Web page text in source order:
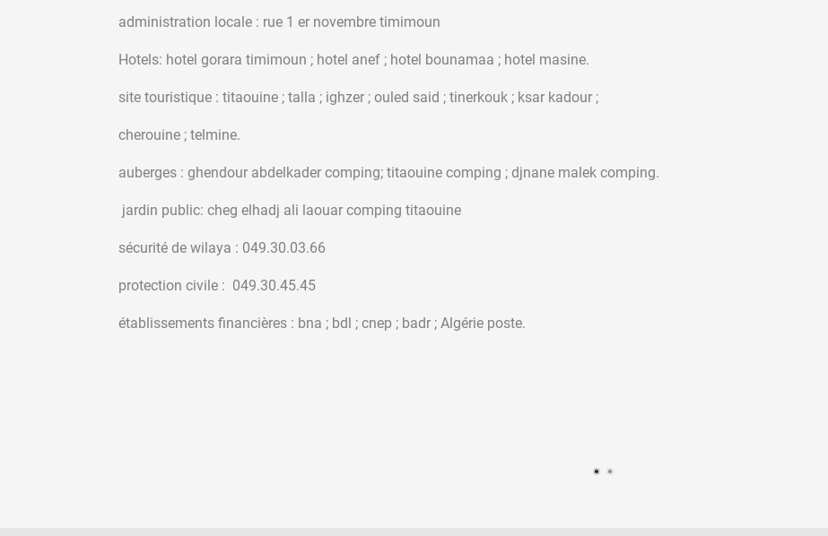
administration locale : rue 1 er novembre timimoun
Hotels: hotel gorara timimoun ; hotel anef ; hotel bounamaa ; hotel masine.
site touristique : titaouine ; talla ; ighzer ; ouled said ; tinerkouk ; ksar kadour ;
cherouine ; telmine.
auberges : ghendour abdelkader comping; titaouine comping ; djnane malek comping.
jardin public: cheg elhadj ali laouar comping titaouine
sécurité de wilaya : 049.30.03.66
protection civile : 049.30.45.45
établissements financières : bna ; bdl ; cnep ; badr ; Algérie poste.